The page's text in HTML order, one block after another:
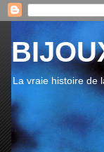
La vraie histoire de